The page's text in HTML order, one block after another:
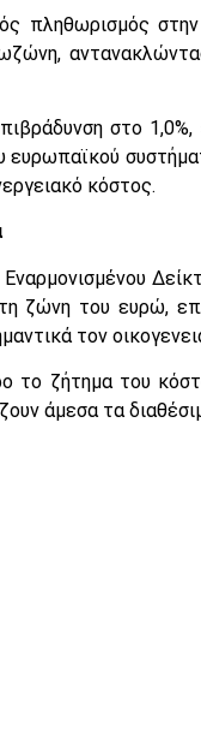
πληθωρισμός
στο
ευρωπαϊκού
κόστος.
ζώνη του ευρώ,
τον
το ζήτημα του
άμεσα τα